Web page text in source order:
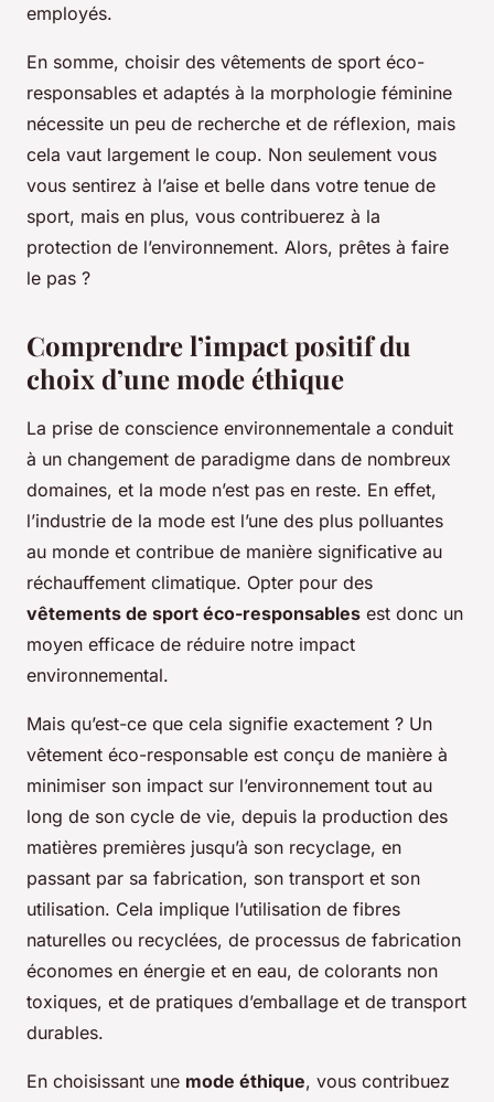
employés.
En somme, choisir des vêtements de sport éco-
responsables et adaptés à la morphologie féminine
nécessite un peu de recherche et de réflexion, mais
cela vaut largement le coup. Non seulement vous
vous sentirez à l’aise et belle dans votre tenue de
sport, mais en plus, vous contribuerez à la
protection de l’environnement. Alors, prêtes à faire
le pas ?
Comprendre l’impact positif du
choix d’une mode éthique
La prise de conscience environnementale a conduit
à un changement de paradigme dans de nombreux
domaines, et la mode n’est pas en reste. En effet,
l’industrie de la mode est l’une des plus polluantes
au monde et contribue de manière significative au
réchauffement climatique. Opter pour des
vêtements de sport éco-responsables est donc un
moyen efficace de réduire notre impact
environnemental.
Mais qu’est-ce que cela signifie exactement ? Un
vêtement éco-responsable est conçu de manière à
minimiser son impact sur l’environnement tout au
long de son cycle de vie, depuis la production des
matières premières jusqu’à son recyclage, en
passant par sa fabrication, son transport et son
utilisation. Cela implique l’utilisation de fibres
naturelles ou recyclées, de processus de fabrication
économes en énergie et en eau, de colorants non
toxiques, et de pratiques d’emballage et de transport
durables.
En choisissant une mode éthique, vous contribuez